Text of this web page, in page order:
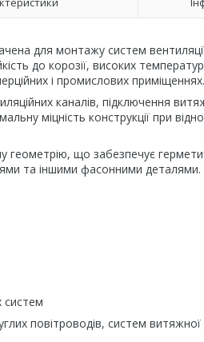
для монтажу систем
до корозії, високих
і промислових приміщеннях.
каналів, підключення
міцність конструкції при
геометрію, що забезпечує
та іншими фасонними деталями.
систем
повітроводів, систем